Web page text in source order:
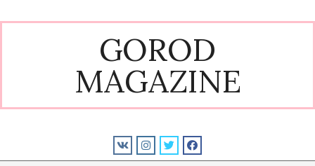
to
GOROD
MAGAZINE